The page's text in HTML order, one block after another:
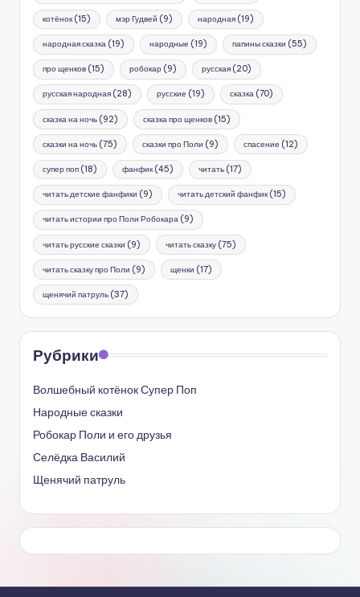
котёнок(15) мэр Гудвей (9) народная(19)
народная сказка (19) народные (19) папины сказки (55)
про щенков (15) робокар (9) русская(20)
русская народная (28) русские (19) сказка(70)
сказка на ночь (92) сказка про щенков(15)
сказки на ночь (75) сказки про Поли (9) спасение (12)
супер поп (18) фанфик(45) читать(17)
читать детские фанфики (9) читать детский фанфик(15)
читать истории про Поли Робокара (9)
читать русские сказки (9) читать сказку(75)
читать сказку про Поли (9) щенки (17)
щенячий патруль (37)
Рубрики
Волшебный котёнок Супер Поп
Народные сказки
Робокар Поли и его друзья
Селёдка Василий
Щенячий патруль